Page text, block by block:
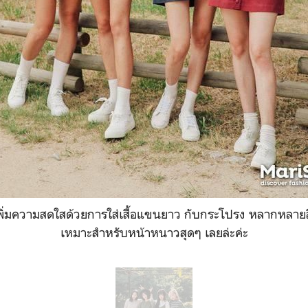
มความสดใสด้วยการใส่เสื้อแขนยาว กับกระโปรง หลากหลา
เหมาะสำหรับหน้าหนาวสุดๆ เลยล่ะค่ะ